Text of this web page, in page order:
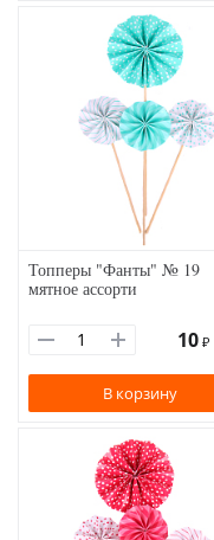
Топперы "Фанты" № 19
мятное ассорти
10 ₽
В корзину